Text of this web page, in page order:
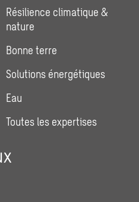
Résilience climatique &
nature
Bonne terre
Solutions énergétiques
Eau
Toutes les expertises